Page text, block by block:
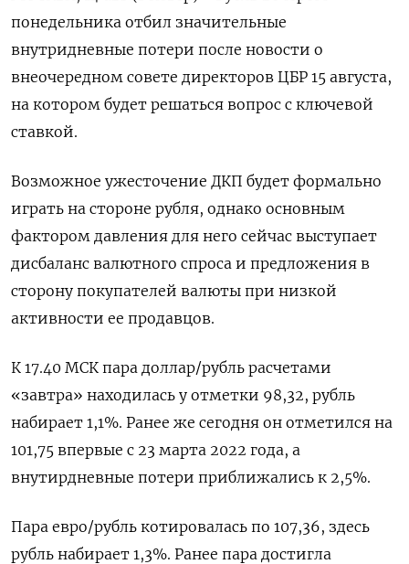
понедельника отбил значительные
внутридневные потери после новости о
внеочередном совете директоров ЦБР 15 августа,
на котором будет решаться вопрос с ключевой
ставкой.
Возможное ужесточение ДКП будет формально
играть на стороне рубля, однако основным
фактором давления для него сейчас выступает
дисбаланс валютного спроса и предложения в
сторону покупателей валюты при низкой
активности ее продавцов.
К 17.40 МСК пара доллар/рубль расчетами
«завтра» находилась у отметки 98,32, рубль
набирает 1,1%. Ранее же сегодня он отметился на
101,75 впервые с 23 марта 2022 года, а
внутирдневные потери приближались к 2,5%.
Пара евро/рубль котировалась по 107,36, здесь
рубль набирает 1,3%. Ранее пара достигла